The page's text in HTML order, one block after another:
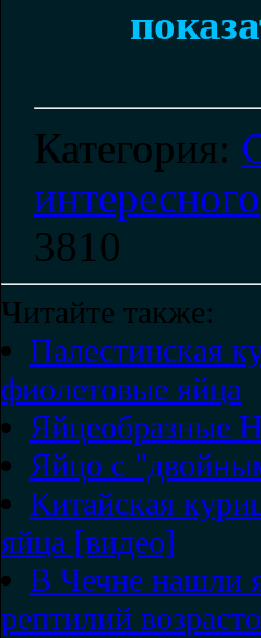
Категория:
интересного
3810
Читайте также:
Палестинская
фиолетовые яйца
Яйцеобразные
Яйцо с
Китайская
яйца [видео]
В Чечне нашли
рептилий